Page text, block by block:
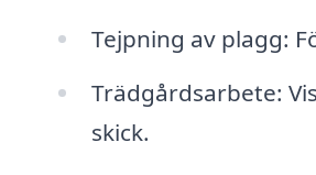
Tejpning av plagg:
Trädgårdsarbete:
skick.